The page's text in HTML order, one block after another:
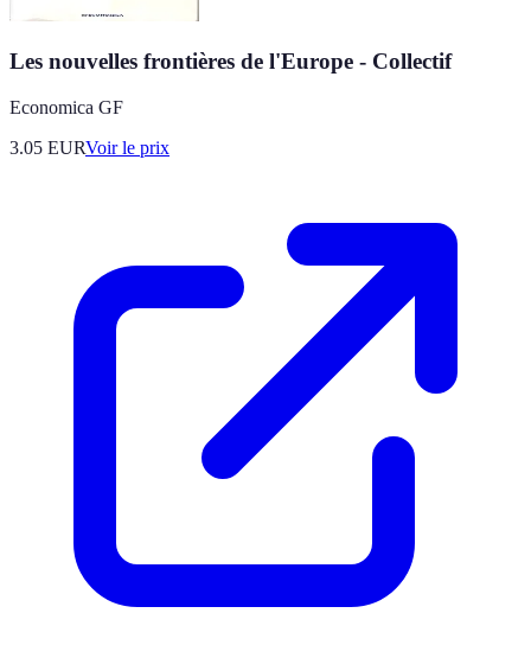
Les nouvelles frontières de l'Europe - Collectif
Economica GF
3.05 EURVoir le prix